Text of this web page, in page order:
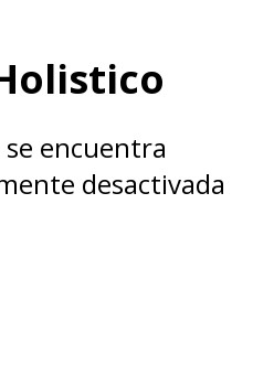
encuentra
desactivada